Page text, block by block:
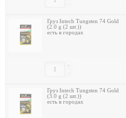
-
Груз Intech Tungsten 74 Gold
(2.0 g (2 шт.))
есть в городах
-
+
Груз Intech Tungsten 74 Gold
(3.0 g (2 шт.))
есть в городах